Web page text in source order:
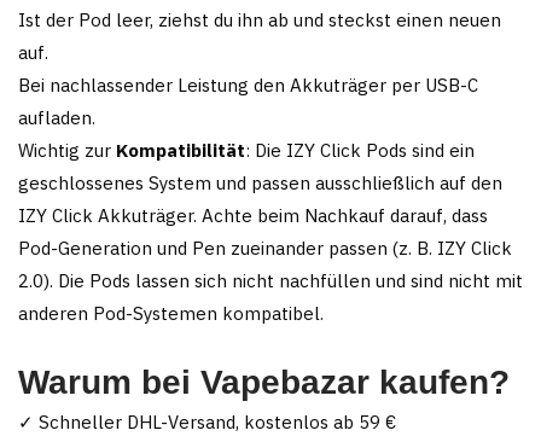
Ist der Pod leer, ziehst du ihn ab und steckst einen neuen
auf.
Bei nachlassender Leistung den Akkuträger per USB-C
aufladen.
Wichtig zur Kompatibilität: Die IZY Click Pods sind ein
geschlossenes System und passen ausschließlich auf den
IZY Click Akkuträger. Achte beim Nachkauf darauf, dass
Pod-Generation und Pen zueinander passen (z. B. IZY Click
2.0). Die Pods lassen sich nicht nachfüllen und sind nicht mit
anderen Pod-Systemen kompatibel.
Warum bei Vapebazar kaufen?
✓ Schneller DHL-Versand, kostenlos ab 59 €